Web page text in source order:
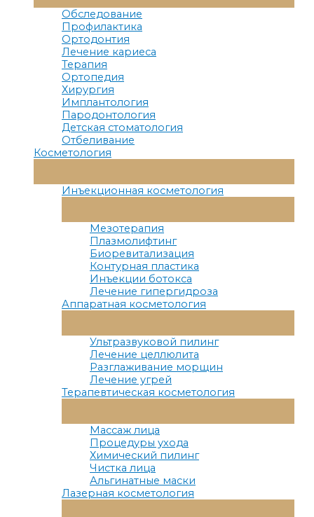
Меню
Обследование
Профилактика
Ортодонтия
Лечение кариеса
Терапия
Ортопедия
Хирургия
Имплантология
Пародонтология
Детская стоматология
Отбеливание
Косметология
Меню
Инъекционная косметология
Меню
Мезотерапия
Плазмолифтинг
Биоревитализация
Контурная пластика
Инъекции ботокса
Лечение гипергидроза
Аппаратная косметология
Меню
Ультразвуковой пилинг
Лечение целлюлита
Разглаживание морщин
Лечение угрей
Терапевтическая косметология
Меню
Массаж лица
Процедуры ухода
Химический пилинг
Чистка лица
Альгинатные маски
Лазерная косметология